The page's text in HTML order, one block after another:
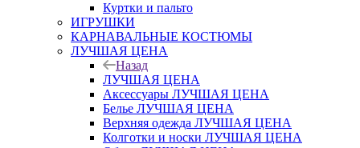
Куртки и пальто
ИГРУШКИ
КАРНАВАЛЬНЫЕ КОСТЮМЫ
ЛУЧШАЯ ЦЕНА
Назад
ЛУЧШАЯ ЦЕНА
Аксессуары ЛУЧШАЯ ЦЕНА
Белье ЛУЧШАЯ ЦЕНА
Верхняя одежда ЛУЧШАЯ ЦЕНА
Колготки и носки ЛУЧШАЯ ЦЕНА